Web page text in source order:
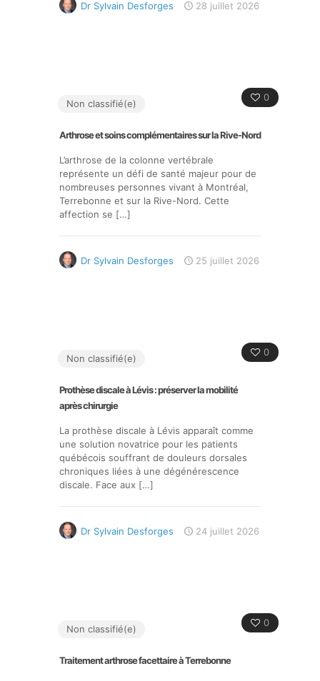
Dr Sylvain Desforges 28 juillet 2026
0
Non classifié(e)
Arthrose et soins complémentaires sur la Rive-Nord
L’arthrose de la colonne vertébrale
représente un défi de santé majeur pour de
nombreuses personnes vivant à Montréal,
Terrebonne et sur la Rive-Nord. Cette
affection se […]
Dr Sylvain Desforges 25 juillet 2026
0
Non classifié(e)
Prothèse discale à Lévis : préserver la mobilité
après chirurgie
La prothèse discale à Lévis apparaît comme
une solution novatrice pour les patients
québécois souffrant de douleurs dorsales
chroniques liées à une dégénérescence
discale. Face aux […]
Dr Sylvain Desforges 24 juillet 2026
0
Non classifié(e)
Traitement arthrose facettaire à Terrebonne